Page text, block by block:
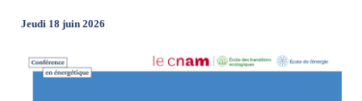
Jeudi 18 juin 2026